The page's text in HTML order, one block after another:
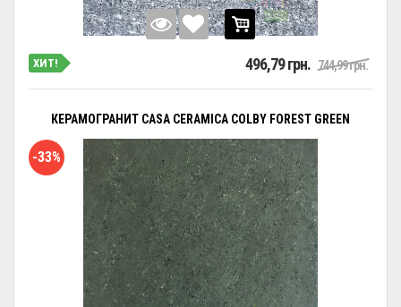
ХИТ! 496,79 грн. 744,99 грн.
КЕРАМОГРАНИТ CASA CERAMICA COLBY FOREST GREEN
-33%